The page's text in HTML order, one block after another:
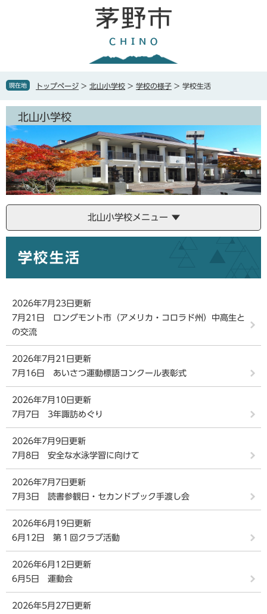
で
。
ば
て
へ
現在地 トップページ > 北山小学校 > 学校の様子 > 学校生活
北山小学校
北山小学校メニュー
学校生活
2026年7月23日更新
7月21日 ロングモント市（アメリカ・コロラド州）中高生と
の交流
2026年7月21日更新
7月16日 あいさつ運動標語コンクール表彰式
2026年7月10日更新
7月7日 3年諏訪めぐり
2026年7月9日更新
7月8日 安全な水泳学習に向けて
2026年7月7日更新
7月3日 読書参観日・セカンドブック手渡し会
2026年6月19日更新
6月12日 第１回クラブ活動
2026年6月12日更新
6月5日 運動会
2026年5月27日更新